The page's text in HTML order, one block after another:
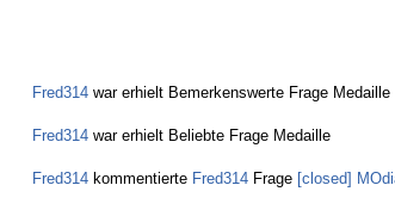
Fred314 war erhielt Bemerkenswerte Frage Medaille
Fred314 war erhielt Beliebte Frage Medaille
Fred314 kommentierte Fred314 Frage [closed]